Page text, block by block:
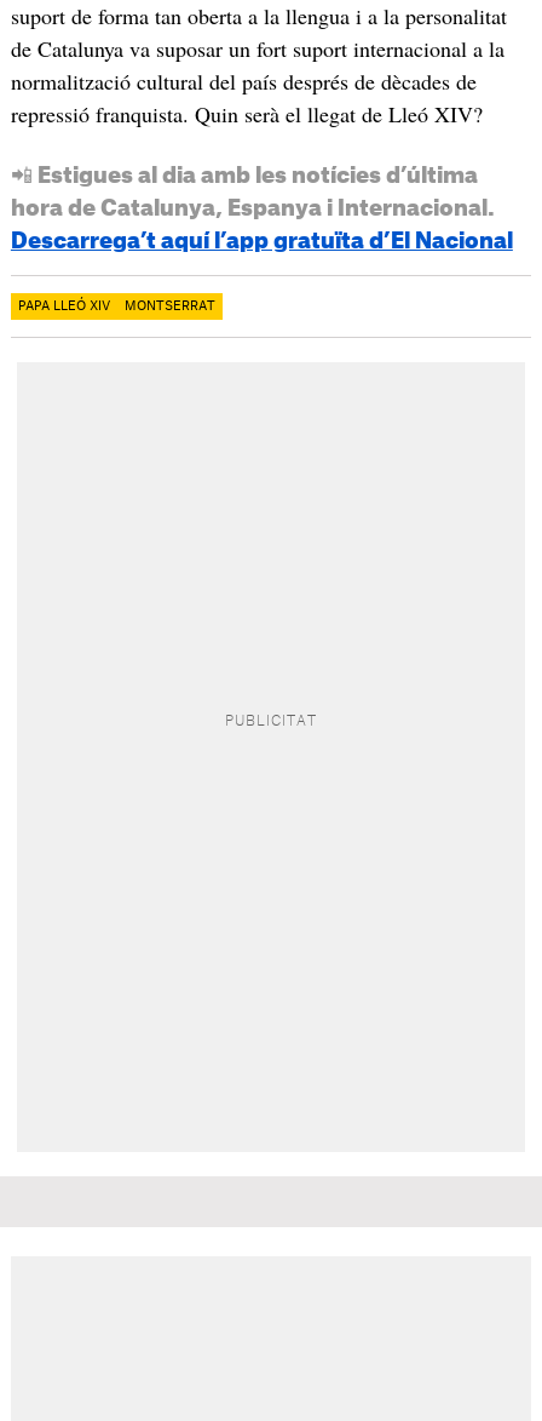
suport de forma tan oberta a la llengua i a la personalitat
de Catalunya va suposar un fort suport internacionala la
normalització cultural del país després de dècades de
repressió franquista. Quin serà el llegat de Lleó XIV?
📲 Estigues al dia amb les notícies d’última
hora de Catalunya, Espanya i Internacional.
Descarrega’t aquí l’app gratuïta d’El Nacional
PAPA LLEÓ XIV MONTSERRAT